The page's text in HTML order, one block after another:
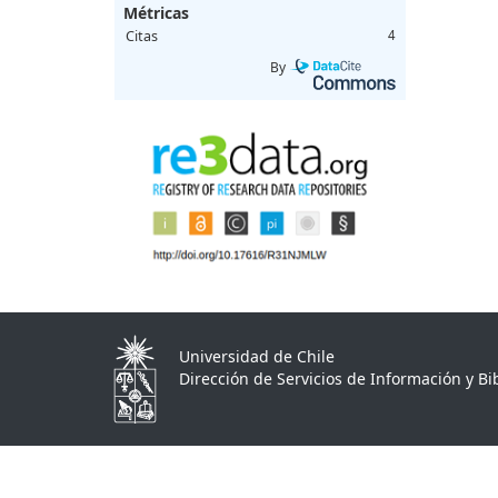
Métricas
Citas 4
By
Universidad de Chile
Dirección de Servicios de Información y